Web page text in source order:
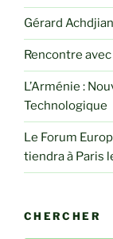
Gérard
Rencontre
L’Arménie :
Technologique
Le Forum
tiendra à Paris
CHERCHER